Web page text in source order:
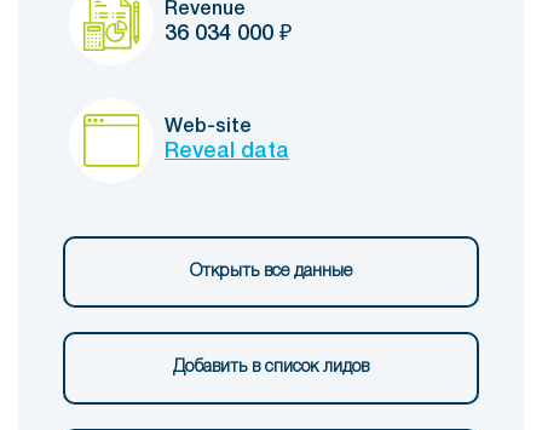
Revenue
36 034 000 ₽
Web-site
Reveal data
Открыть все данные
Добавить в список лидов